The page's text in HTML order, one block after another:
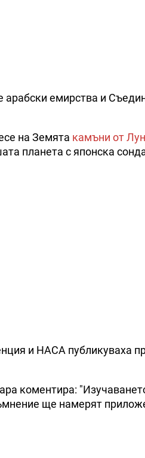
арабски емирства и
на Земята камъни от
планета с японска
и НАСА публикуваха
коментира:
ще намерят